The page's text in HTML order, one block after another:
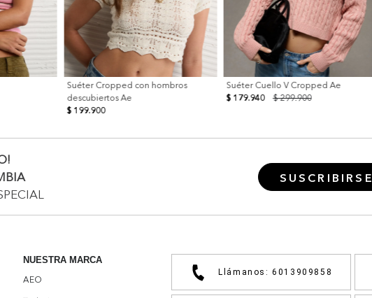
Suéter Cropped con hombros
descubiertos Ae
$ 199.900
Suéter Cuello V Cropped Ae
$ 299.900
$ 179.940
SUSCRIBIRSE
NUESTRA MARCA
AEO
Llámanos: 6013909858